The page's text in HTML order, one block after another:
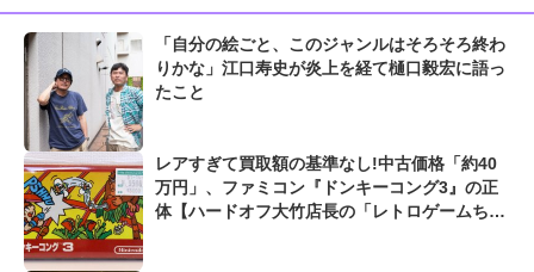
「自分の絵ごと、このジャンルはそろそろ終わ
りかな」江口寿史が炎上を経て樋口毅宏に語っ
たこと
レアすぎて買取額の基準なし!中古価格「約40
万円」、ファミコン『ドンキーコング3』の正
体【ハードオフ大竹店長の「レトロゲームちょ